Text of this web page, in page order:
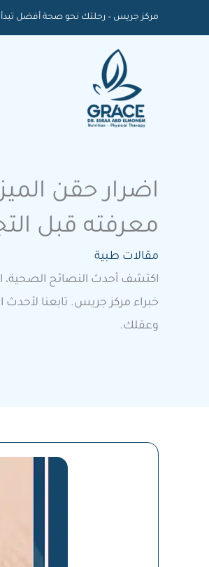
إلى
مركز جريس – رحلتك نحو صحة أفضل تبدأ
اضرار حقن
معرفته قبل
مقالات طبية
اكتشف أحدث النصائح الصحية،
خبراء مركز جريس. تابعنا
وعقلك.